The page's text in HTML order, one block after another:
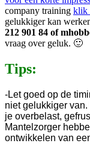
company training klik
gelukkiger kan
212 901 84 of
vraag over geluk. 🙂
Tips:
-Let goed op de
niet gelukkiger
je overbelast,
Mantelzorger
ontwikkelen van